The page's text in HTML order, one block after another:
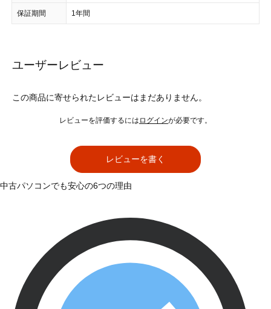
保証期間 1年間
ユーザーレビュー
この商品に寄せられたレビューはまだありません。
レビューを評価するには ログインが必要です。
レビューを書く
中古パソコンでも安心の6つの理由